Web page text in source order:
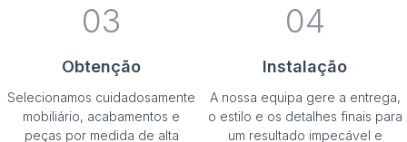
03
Obtenção
Selecionamos cuidadosamente
mobiliário, acabamentos e
peças por medida de alta
04
Instalação
A nossa equipa gere a entrega,
o estilo e os detalhes finais para
um resultado impecável e